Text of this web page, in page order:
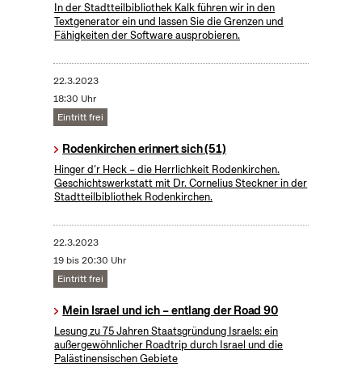
In der Stadtteilbibliothek Kalk führen wir in den
Textgenerator ein und lassen Sie die Grenzen und
Fähigkeiten der Software ausprobieren.
22.3.2023
18:30 Uhr
Eintritt frei
Rodenkirchen erinnert sich (51)
Hinger d’r Heck – die Herrlichkeit Rodenkirchen.
Geschichtswerkstatt mit Dr. Cornelius Steckner in der
Stadtteilbibliothek Rodenkirchen.
22.3.2023
19 bis 20:30 Uhr
Eintritt frei
Mein Israel und ich – entlang der Road 90
Lesung zu 75 Jahren Staatsgründung Israels: ein
außergewöhnlicher Roadtrip durch Israel und die
Palästinensischen Gebiete